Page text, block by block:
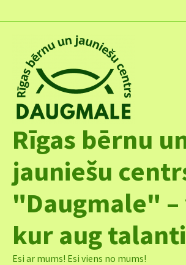
to
Rīgas bērnu
jauniešu
"Daugmale"
kur aug talanti
Esi ar mums! Esi viens no mums!